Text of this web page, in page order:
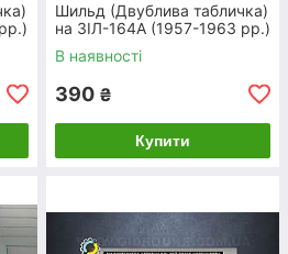
130 (1963-1986 рр.)
Шильд (Двублива табличка)
на ЗІЛ-164А (1957-1963 рр.)
В наявності
390 ₴
Купити